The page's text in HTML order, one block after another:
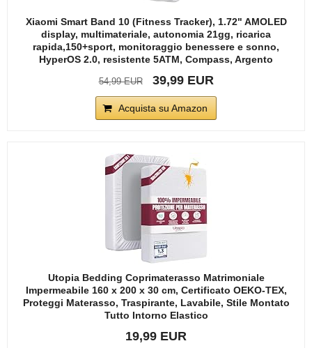
Xiaomi Smart Band 10 (Fitness Tracker), 1.72" AMOLED
display, multimateriale, autonomia 21gg, ricarica
rapida,150+sport, monitoraggio benessere e sonno,
HyperOS 2.0, resistente 5ATM, Compass, Argento
54,99 EUR 39,99 EUR
Acquista su Amazon
Utopia Bedding Coprimaterasso Matrimoniale
Impermeabile 160 x 200 x 30 cm, Certificato OEKO-TEX,
Proteggi Materasso, Traspirante, Lavabile, Stile Montato
Tutto Intorno Elastico
19,99 EUR